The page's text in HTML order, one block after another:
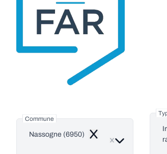
Commune
Nassogne (6950) Remove